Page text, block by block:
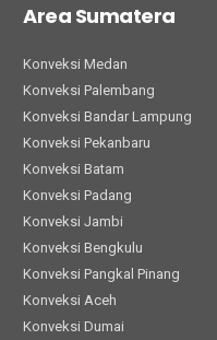
Area Sumatera
Konveksi Medan
Konveksi Palembang
Konveksi Bandar Lampung
Konveksi Pekanbaru
Konveksi Batam
Konveksi Padang
Konveksi Jambi
Konveksi Bengkulu
Konveksi Pangkal Pinang
Konveksi Aceh
Konveksi Dumai